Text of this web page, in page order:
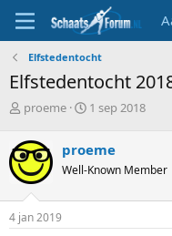
Elfstedentocht
Elfstedentocht
T
p
i
c
s
t
a
proeme
S
r
t
a
1 sep 2018
proeme
Well-Known Member
4 jan 2019